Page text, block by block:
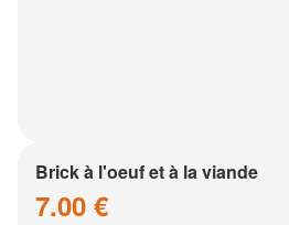
Brick à l'oeuf et à la viande
7.00 €